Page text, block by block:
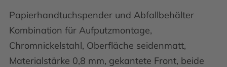
Papierhandtuchspender und Abfallbehälter
Kombination für Aufputzmontage,
Chromnickelstahl, Oberfläche seidenmatt,
Materialstärke 0,8 mm, gekantete Front, beide